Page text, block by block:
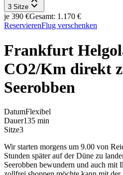
3 Sitze
je 390 €Gesamt: 1.170 €
ReservierenFlug verschenken
Frankfurt
CO2/Km direkt
Seerobben
DatumFlexibel
Dauer135 min
Sitze3
Wir starten morgens um 9.00 von
Stunden später auf der Düne zu
Seerobben bewundern und auch mit